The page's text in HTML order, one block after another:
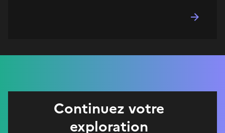
Continuez votre
exploration